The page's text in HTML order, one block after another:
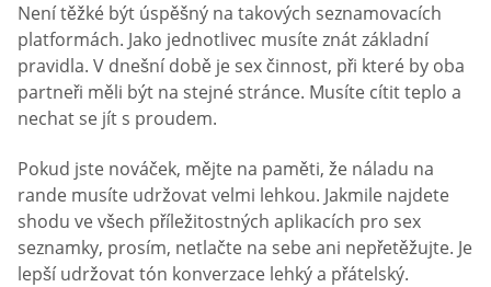
Není těžké být úspěšný na takových seznamovacích
platformách. Jako jednotlivec musíte znát základní
pravidla. V dnešní době je sex činnost, při které by oba
partneři měli být na stejné stránce. Musíte cítit teplo a
nechat se jít s proudem.
Pokud jste nováček, mějte na paměti, že náladu na
rande musíte udržovat velmi lehkou. Jakmile najdete
shodu ve všech příležitostných aplikacích pro sex
seznamky, prosím, netlačte na sebe ani nepřetěžujte. Je
lepší udržovat tón konverzace lehký a přátelský.